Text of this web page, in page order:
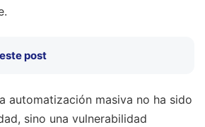
este post
automatización masiva no ha sido
sino una vulnerabilidad